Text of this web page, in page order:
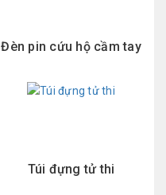
Đèn pin cứu hộ cầm tay
Túi đựng tử thi